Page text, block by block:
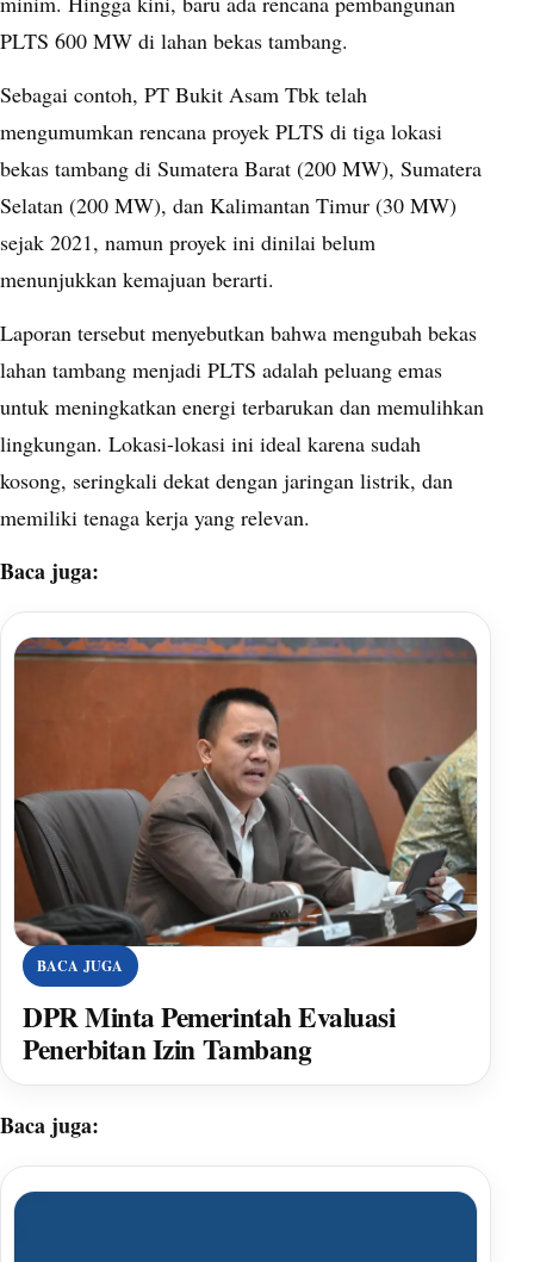
PLTS 600 MW di lahan bekas tambang.
Sebagai contoh, PT Bukit Asam Tbk telah
mengumumkan rencana proyek PLTS di tiga lokasi
bekas tambang di Sumatera Barat (200 MW), Sumatera
Selatan (200 MW), dan Kalimantan Timur (30 MW)
sejak 2021, namun proyek ini dinilai belum
menunjukkan kemajuan berarti.
Laporan tersebut menyebutkan bahwa mengubah bekas
lahan tambang menjadi PLTS adalah peluang emas
untuk meningkatkan energi terbarukan dan memulihkan
lingkungan. Lokasi-lokasi ini ideal karena sudah
kosong, seringkali dekat dengan jaringan listrik, dan
memiliki tenaga kerja yang relevan.
Baca juga:
BACA JUGA
DPR Minta Pemerintah Evaluasi
Penerbitan Izin Tambang
Baca juga: